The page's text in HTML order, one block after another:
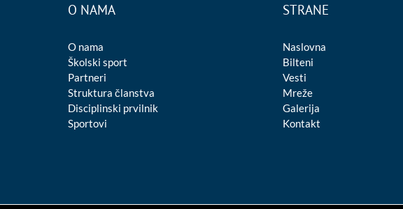
O NAMA
O nama
Školski sport
Partneri
Struktura članstva
Disciplinski prvilnik
Sportovi
STRANE
Naslovna
Bilteni
Vesti
Mreže
Galerija
Kontakt